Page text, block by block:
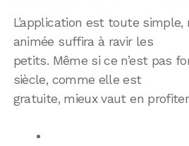
L’application est toute
animée suffira à ravir les
petits. Même si ce n’est pas
siècle, comme elle est
gratuite, mieux vaut en